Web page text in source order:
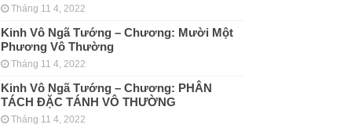
Tháng 11 4, 2022
Kinh Vô Ngã Tướng – Chương: Mười Một
Phương Vô Thường
Tháng 11 4, 2022
Kinh Vô Ngã Tướng – Chương: PHÂN
TÁCH ÐẶC TÁNH VÔ THƯỜNG
Tháng 11 4, 2022